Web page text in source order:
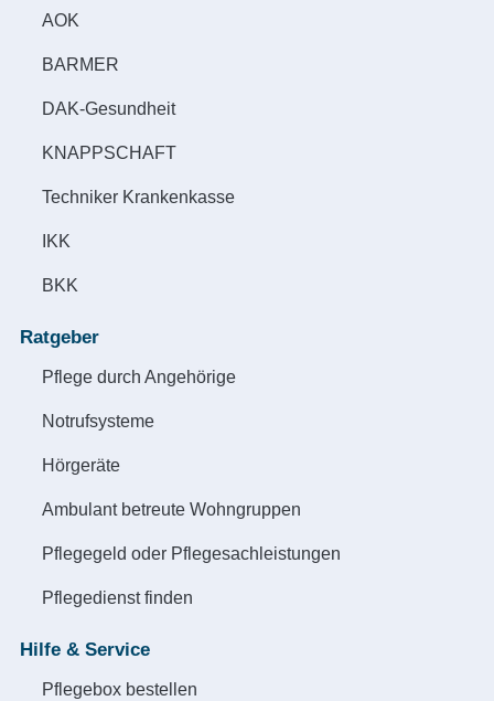
AOK
BARMER
DAK-Gesundheit
KNAPPSCHAFT
Techniker Krankenkasse
IKK
BKK
Ratgeber
Pflege durch Angehörige
Notrufsysteme
Hörgeräte
Ambulant betreute Wohngruppen
Pflegegeld oder Pflegesachleistungen
Pflegedienst finden
Hilfe & Service
Pflegebox bestellen